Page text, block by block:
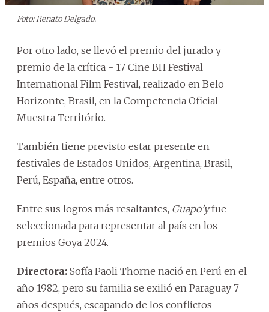
Foto: Renato Delgado.
Por otro lado, se llevó el premio del jurado y
premio de la crítica - 17 Cine BH Festival
International Film Festival, realizado en Belo
Horizonte, Brasil, en la Competencia Oficial
Muestra Território.
También tiene previsto estar presente en
festivales de Estados Unidos, Argentina, Brasil,
Perú, España, entre otros.
Entre sus logros más resaltantes, Guapo’yfue
seleccionada para representar al país en los
premios Goya 2024.
Directora: Sofía Paoli Thorne nació en Perú en el
año 1982, pero su familia se exilió en Paraguay 7
años después, escapando de los conflictos